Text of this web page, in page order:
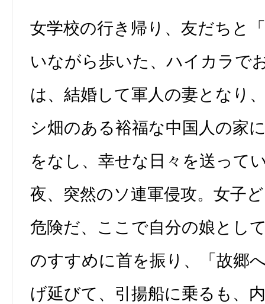
女学校の行き帰り、友だちと
いながら歩いた、ハイカラで
は、結婚して軍人の妻となり
シ畑のある裕福な中国人の家
をなし、幸せな日々を送って
夜、突然のソ連軍侵攻。女子
危険だ、ここで自分の娘とし
のすすめに首を振り、「故郷
げ延びて、引揚船に乗るも、